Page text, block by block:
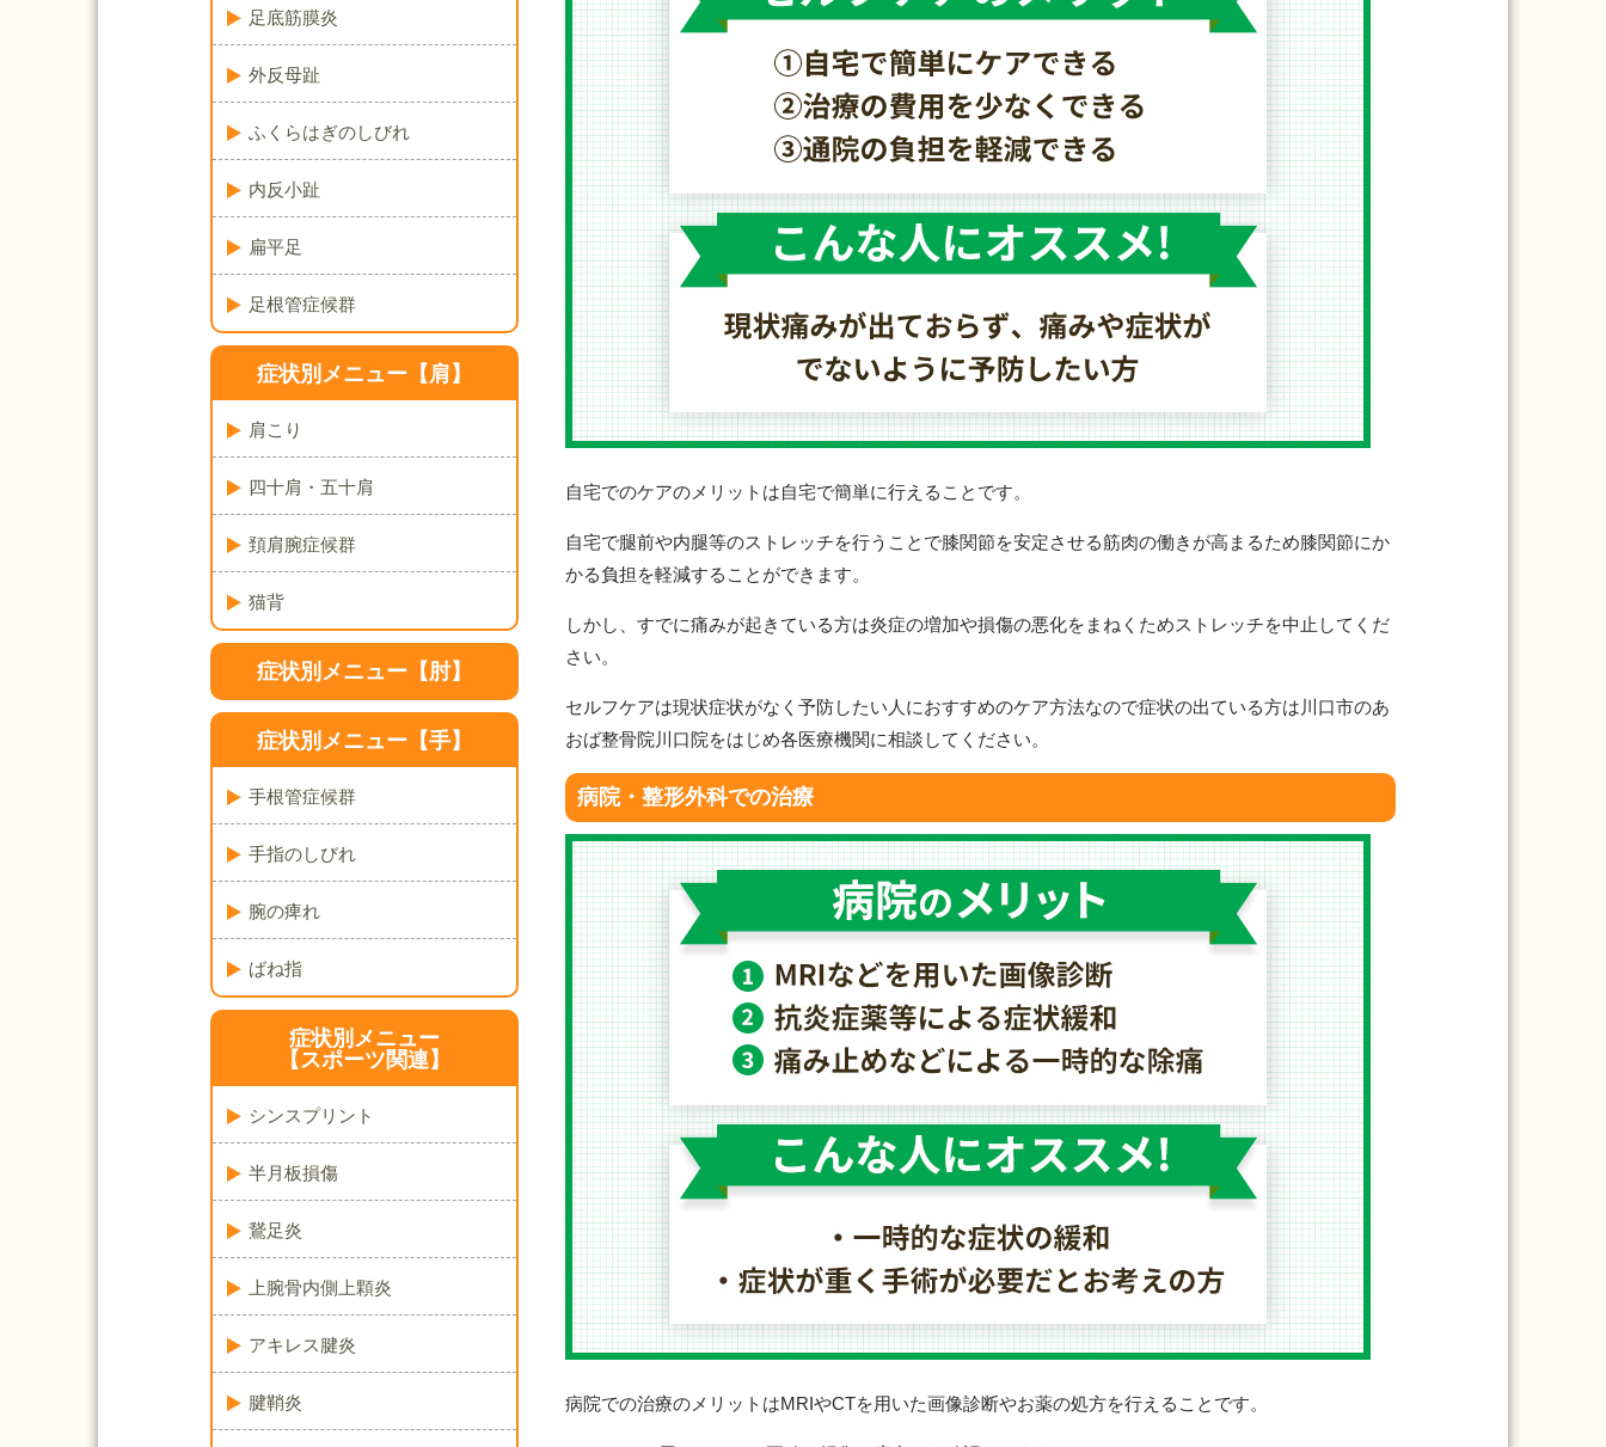
自宅でのケアのメリットは自宅で簡単に行えることです。
自宅で腿前や内腿等のストレッチを行うことで膝関節を安定させる筋肉の働きが高まるため膝関節にか
かる負担を軽減することができます。
しかし、すでに痛みが起きている方は炎症の増加や損傷の悪化をまねくためストレッチを中止してくだ
さい。
セルフケアは現状症状がなく予防したい人におすすめのケア方法なので症状の出ている方は川口市のあ
おば整骨院川口院をはじめ各医療機関に相談してください。
病院・整形外科での治療
病院での治療のメリットはMRIやCTを用いた画像診断やお薬の処方を行えることです。
足底筋膜炎
外反母趾
ふくらはぎのしびれ
内反小趾
扁平足
足根管症候群
症状別メニュー【肩】
肩こり
四十肩・五十肩
頚肩腕症候群
猫背
症状別メニュー【肘】
症状別メニュー【手】
手根管症候群
手指のしびれ
腕の痺れ
ばね指
症状別メニュー
【スポーツ関連】
シンスプリント
半月板損傷
鵞足炎
上腕骨内側上顆炎
アキレス腱炎
腱鞘炎